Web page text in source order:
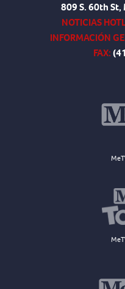
809 S. 60th
NOTICIAS
INFORMACIÓN
FAX: